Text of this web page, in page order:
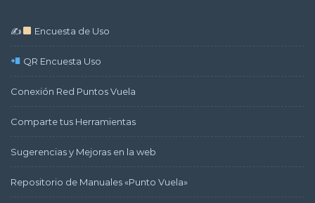
✍ Encuesta de Uso
QR Encuesta Uso
Conexión Red Puntos Vuela
Comparte tus Herramientas
Sugerencias y Mejoras en la web
Repositorio de Manuales «Punto Vuela»